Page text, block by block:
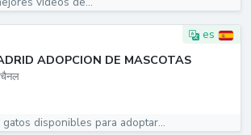
es
ADOPCION DE MASCOTAS
disponibles para adoptar...